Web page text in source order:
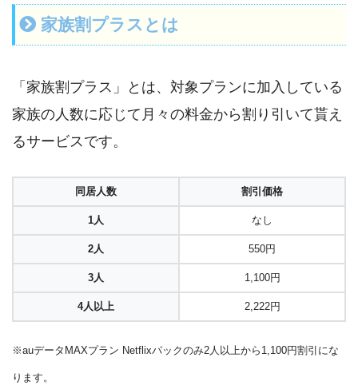
家族割プラスとは
「家族割プラス」とは、対象プランに加入している
家族の人数に応じて月々の料金から割り引いて貰え
るサービスです。
同居人数 割引価格
1人 なし
2人 550円
3人 1,100円
4人以上 2,222円
※auデータMAXプラン Netflixパックのみ2人以上から1,100円割引にな
ります。